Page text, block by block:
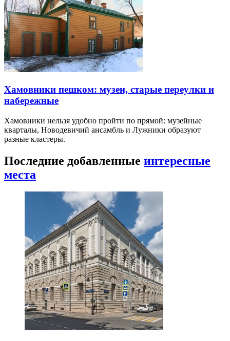
Хамовники пешком: музеи, старые переулки и
набережные
Хамовники нельзя удобно пройти по прямой: музейные
кварталы, Новодевичий ансамбль и Лужники образуют
разные кластеры.
Последние добавленные интересные
места